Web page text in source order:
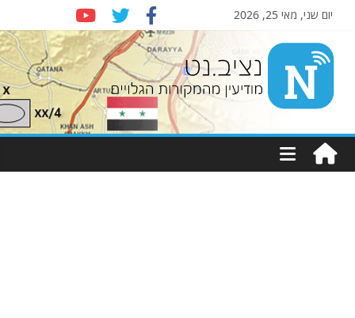
יום שני, מאי 25, 2026
Nziv.net
מודיעין
מהמקורות